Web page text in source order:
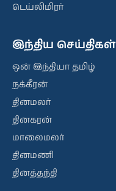
டெய்லிமிரர்
இந்திய செய்திகள்
ஒன் இந்தியா தமிழ்
நக்கீரன்
தினமலர்
தினகரன்
மாலைமலர்
தினமணி
தினத்தந்தி